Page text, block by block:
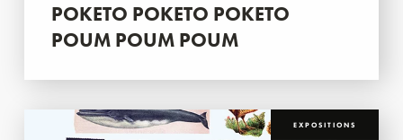
POKETO POKETO POKETO
POUM POUM POUM
EXPOSITIONS